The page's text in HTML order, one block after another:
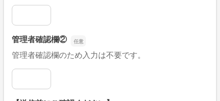
管理者確認欄①
管理者確認欄②
管理者確認欄のため入力は不要です。
管理者確認欄②